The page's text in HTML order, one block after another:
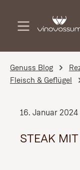
Genuss Blog
Fleisch & Geflügel
16. Januar 2024
STEAK